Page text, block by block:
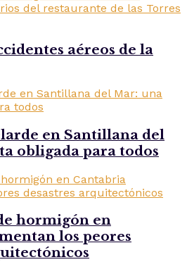
aéreos de la
en Santillana del
obligada para todos
hormigón en
los peores